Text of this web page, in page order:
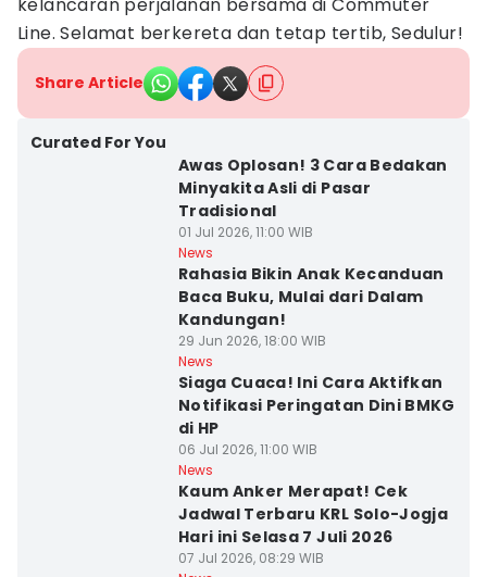
Line. Selamat berkereta dan tetap tertib, Sedulur!
Share Article
Curated For You
Awas Oplosan! 3 Cara Bedakan
Minyakita Asli di Pasar
Tradisional
01 Jul 2026, 11:00 WIB
News
Rahasia Bikin Anak Kecanduan
Baca Buku, Mulai dari Dalam
Kandungan!
29 Jun 2026, 18:00 WIB
News
Siaga Cuaca! Ini Cara Aktifkan
Notifikasi Peringatan Dini BMKG
di HP
06 Jul 2026, 11:00 WIB
News
Kaum Anker Merapat! Cek
Jadwal Terbaru KRL Solo-Jogja
Hari ini Selasa 7 Juli 2026
07 Jul 2026, 08:29 WIB